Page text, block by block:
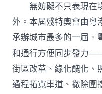
無妨礙不只表現在
外。本屆殘特奧會由粵
承辦城市最多的一屆。
和通行方便同步發力
街區改革、綠化醜化、
過程拓寬車道、撤除圍